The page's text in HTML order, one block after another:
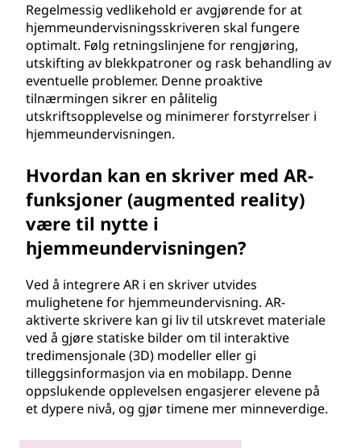
Regelmessig vedlikehold er avgjørende for at
hjemmeundervisningsskriveren skal fungere
optimalt. Følg retningslinjene for rengjøring,
utskifting av blekkpatroner og rask behandling av
eventuelle problemer. Denne proaktive
tilnærmingen sikrer en pålitelig
utskriftsopplevelse og minimerer forstyrrelser i
hjemmeundervisningen.
Hvordan kan en skriver med AR-
funksjoner (augmented reality)
være til nytte i
hjemmeundervisningen?
Ved å integrere AR i en skriver utvides
mulighetene for hjemmeundervisning. AR-
aktiverte skrivere kan gi liv til utskrevet materiale
ved å gjøre statiske bilder om til interaktive
tredimensjonale (3D) modeller eller gi
tilleggsinformasjon via en mobilapp. Denne
oppslukende opplevelsen engasjerer elevene på
et dypere nivå, og gjør timene mer minneverdige.